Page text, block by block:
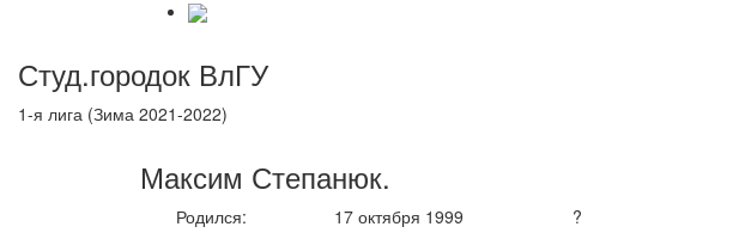
Студ.городок ВлГУ
1-я лига (Зима 2021-2022)
Максим Степанюк.
Родился:
17 октября 1999
?